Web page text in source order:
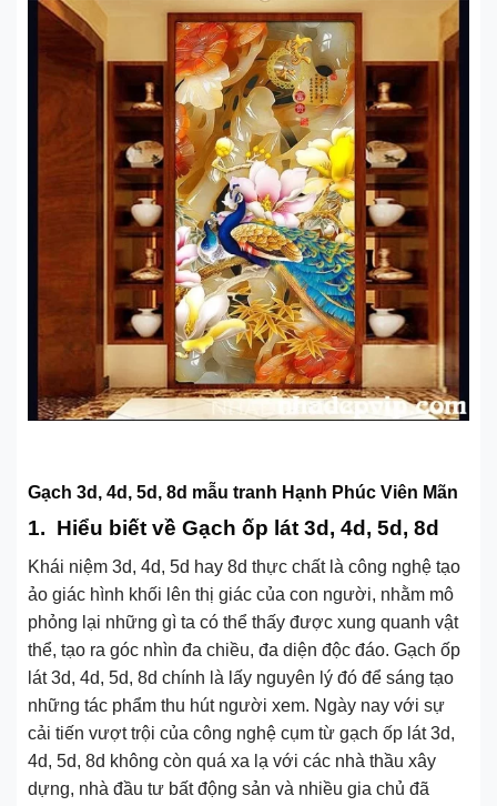
Gạch 3d, 4d, 5d, 8d mẫu tranh Hạnh Phúc Viên Mãn
1. Hiểu biết về Gạch ốp lát 3d, 4d, 5d, 8d
Khái niệm 3d, 4d, 5d hay 8d thực chất là công nghệ tạo
ảo giác hình khối lên thị giác của con người, nhằm mô
phỏng lại những gì ta có thể thấy được xung quanh vật
thể, tạo ra góc nhìn đa chiều, đa diện độc đáo. Gạch ốp
lát 3d, 4d, 5d, 8d chính là lấy nguyên lý đó để sáng tạo
những tác phẩm thu hút người xem. Ngày nay với sự
cải tiến vượt trội của công nghệ cụm từ gạch ốp lát 3d,
4d, 5d, 8d không còn quá xa lạ với các nhà thầu xây
dựng, nhà đầu tư bất động sản và nhiều gia chủ đã